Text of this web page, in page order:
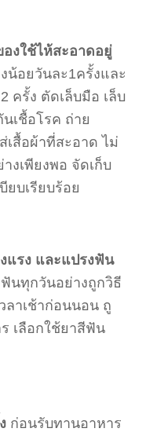
งใช้ไห้สะอาดอยู่
น้อยวันละ1ครั้งและ
ครั้ง ตัดเล็บมือ เล็บ
เชื้อโรค ถ่าย
เสื้อผ้าที่สะอาด ไม่
งเพียงพอ จัดเก็บ
ยบเรียบร้อย
แรง และแปรงฟัน
นทุกวันอย่างถูกวิธี
ลาเช้าก่อนนอน ถู
เลือกใช้ยาสีฟัน
ก่อนรับทานอาหาร